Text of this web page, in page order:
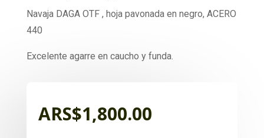
Navaja DAGA OTF , hoja pavonada en negro, ACERO
440
Excelente agarre en caucho y funda.
ARS$1,800.00